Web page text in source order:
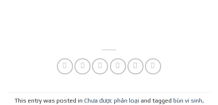
This entry was posted in Chưa được phân loại and tagged bùn vi sinh,